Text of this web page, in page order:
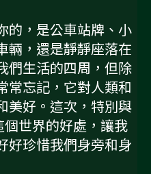
的，是公車站牌、小
輛，還是靜靜座落在
們生活的四周，但除
常忘記，它對人類和
美好。這次，特別與
世界的好處，讓我
好珍惜我們身旁和身